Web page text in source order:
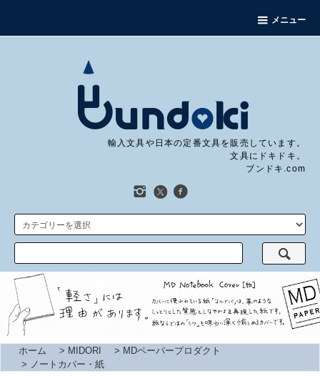
メニュー
輸入文具や日本の定番文具を販売しています。
文具にドキドキ。
ブンドキ.com
ホーム > MIDORI > MDペーパープロダクト
> ノートカバー・紙